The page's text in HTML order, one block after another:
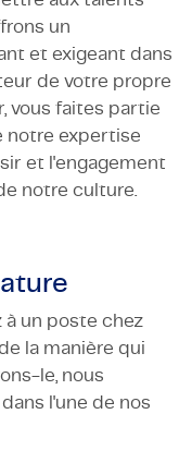
un
et exigeant dans
de votre propre
vous faites partie
notre expertise
et l'engagement
notre culture.
à un poste chez
la manière qui
le, nous
l'une de nos